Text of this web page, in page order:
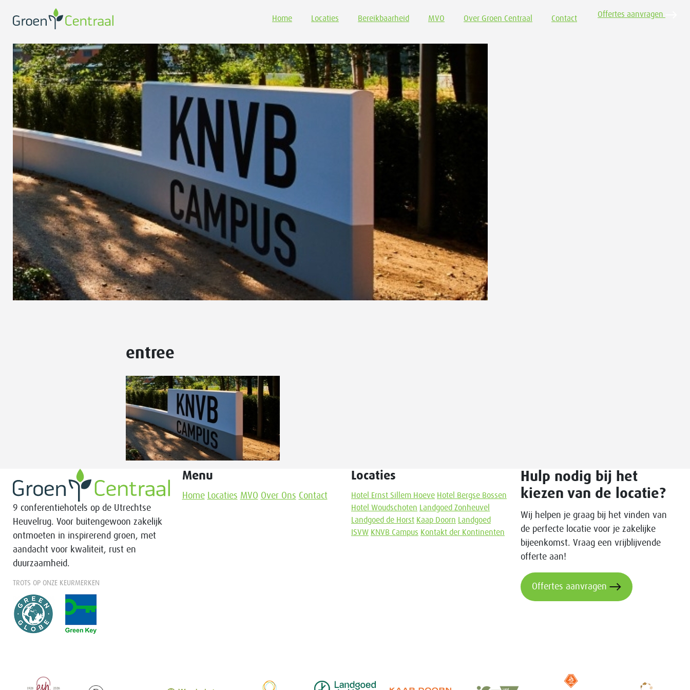
Home Locaties Bereikbaarheid MVO Over Groen Centraal Contact
Offertes aanvragen
entree
9 conferentiehotels op de Utrechtse
Heuvelrug. Voor buitengewoon zakelijk
ontmoeten in inspirerend groen, met
aandacht voor kwaliteit, rust en
duurzaamheid.
TROTS OP ONZE KEURMERKEN
Menu
Home Locaties MVO Over Ons Contact
Locaties
Hotel Ernst Sillem Hoeve Hotel Bergse Bossen
Hotel Woudschoten
Landgoed Zonheuvel
Landgoed de Horst Kaap Doorn
Landgoed
ISVW KNVB Campus Kontakt der Kontinenten
Hulp nodig bij het
kiezen van de locatie?
Wij helpen je graag bij het vinden van
de perfecte locatie voor je zakelijke
bijeenkomst. Vraag een vrijblijvende
offerte aan!
Offertes aanvragen